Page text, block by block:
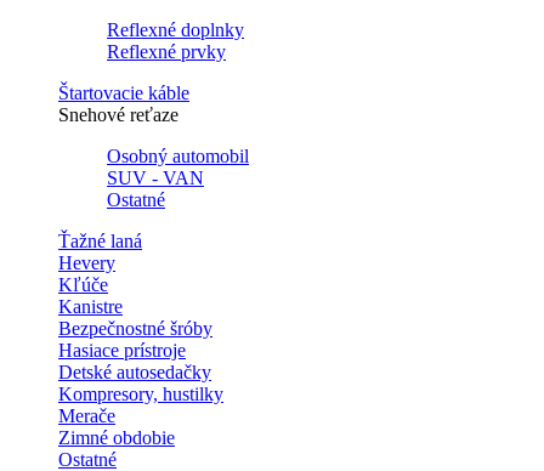
Reflexné doplnky
Reflexné prvky
Štartovacie káble
Snehové reťaze
Osobný automobil
SUV - VAN
Ostatné
Ťažné laná
Hevery
Kľúče
Kanistre
Bezpečnostné šróby
Hasiace prístroje
Detské autosedačky
Kompresory, hustilky
Merače
Zimné obdobie
Ostatné